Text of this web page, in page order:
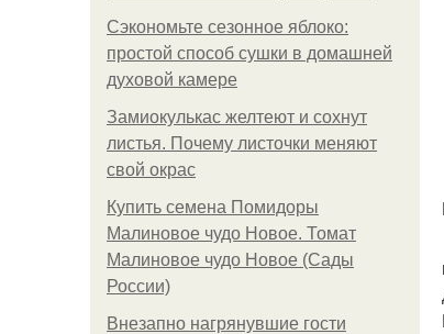
Сэкономьте сезонное яблоко:
простой способ сушки в домашней
духовой камере
Замиокулькас желтеют и сохнут
листья. Почему листочки меняют
свой окрас
Купить семена Помидоры
Малиновое чудо Новое. Томат
Малиновое чудо Новое (Сады
России)
Внезапно нагрянувшие гости